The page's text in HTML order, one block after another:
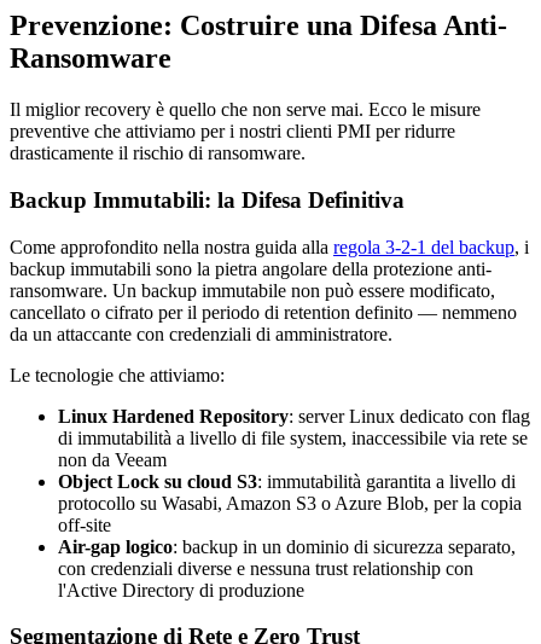
Prevenzione: Costruire una Difesa Anti-
Ransomware
Il miglior recovery è quello che non serve mai. Ecco le misure
preventive che attiviamo per i nostri clienti PMI per ridurre
drasticamente il rischio di ransomware.
Backup Immutabili: la Difesa Definitiva
Come approfondito nella nostra guida alla regola 3-2-1 del backup, i
backup immutabili sono la pietra angolare della protezione anti-
ransomware. Un backup immutabile non può essere modificato,
cancellato o cifrato per il periodo di retention definito — nemmeno
da un attaccante con credenziali di amministratore.
Le tecnologie che attiviamo:
Linux Hardened Repository: server Linux dedicato con flag
di immutabilità a livello di file system, inaccessibile via rete se
non da Veeam
Object Lock su cloud S3: immutabilità garantita a livello di
protocollo su Wasabi, Amazon S3 o Azure Blob, per la copia
off-site
Air-gap logico: backup in un dominio di sicurezza separato,
con credenziali diverse e nessuna trust relationship con
l'Active Directory di produzione
Segmentazione di Rete e Zero Trust